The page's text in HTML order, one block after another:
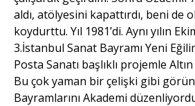
aldı, atölyesini kapattırdı, beni de
koydurttu. Yıl 1981’di. Aynı yılın
3.İstanbul Sanat Bayramı Yeni
Posta Sanatı başlıklı projemle
Bu çok yaman bir çelişki gibi
Bayramlarını Akademi